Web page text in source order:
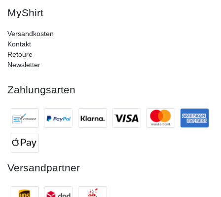
MyShirt
Versandkosten
Kontakt
Retoure
Newsletter
Zahlungsarten
Versandpartner